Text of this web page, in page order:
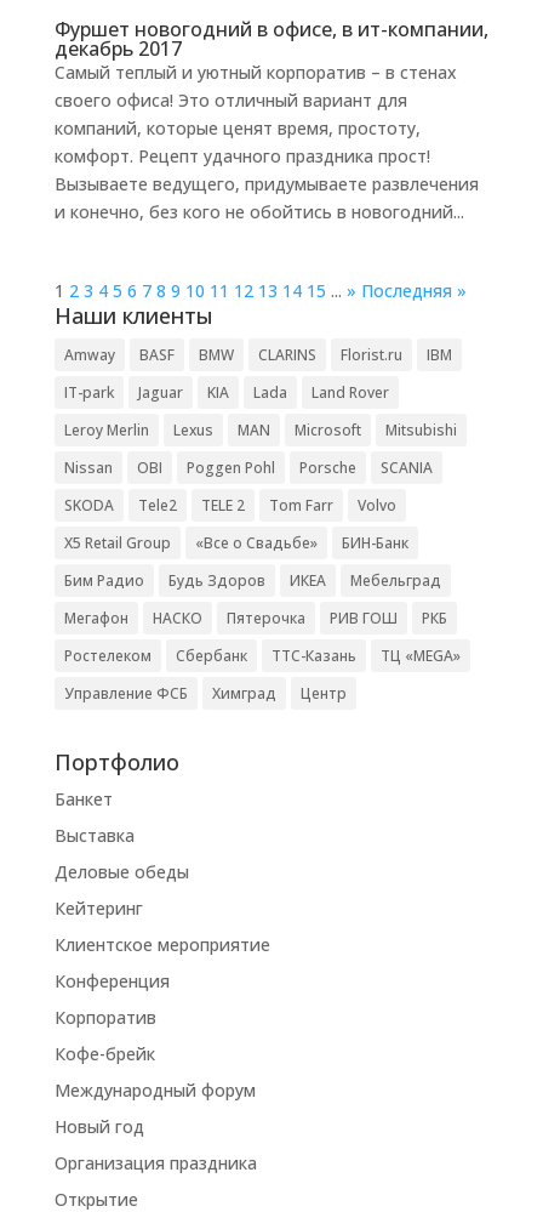
Фуршет новогодний в офисе, в ит-компании,
декабрь 2017
Самый теплый и уютный корпоратив – в стенах
своего офиса! Это отличный вариант для
компаний, которые ценят время, простоту,
комфорт. Рецепт удачного праздника прост!
Вызываете ведущего, придумываете развлечения
и конечно, без кого не обойтись в новогодний...
1 2 3 4 5 6 7 8 9 10 11 12 13 14 15 ... » Последняя »
Наши клиенты
Amway BASF BMW CLARINS Florist.ru
IBM
IT-park
Jaguar KIA Lada
Land Rover
Leroy Merlin
Lexus MAN Microsoft
Mitsubishi
Nissan
OBI Poggen Pohl Porsche
SCANIA
SKODA
Tele2 TELE 2 Tom Farr
Volvo
X5 Retail Group
«Все о Свадьбе»
БИН-Банк
Бим Радио
Будь Здоров ИКЕА
Мебельград
Мегафон
НАСКО Пятерочка РИВ ГОШ
РКБ
Ростелеком
Сбербанк ТТС-Казань
ТЦ «MEGA»
Управление ФСБ
Химград Центр
Портфолио
Банкет
Выставка
Деловые обеды
Кейтеринг
Клиентское мероприятие
Конференция
Корпоратив
Кофе-брейк
Международный форум
Новый год
Организация праздника
Открытие